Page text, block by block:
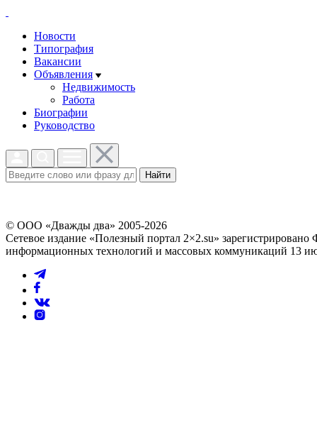
Новости
Типография
Вакансии
Объявления
Недвижимость
Работа
Биографии
Руководство
Найти
© ООО «Дважды два» 2005-2026
Сетевое издание «Полезный портал 2×2.su»
информационных технологий и массовых коммуникаций 13